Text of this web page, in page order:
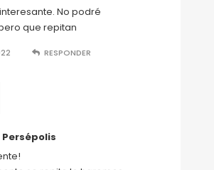
No podré
que repitan
RESPONDER